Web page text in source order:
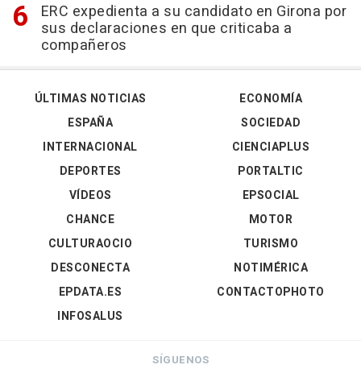
ERC expedienta a su candidato en Girona por
sus declaraciones en que criticaba a
compañeros
ÚLTIMAS NOTICIAS
ESPAÑA
INTERNACIONAL
DEPORTES
VÍDEOS
ECONOMÍA
SOCIEDAD
CIENCIAPLUS
PORTALTIC
EPSOCIAL
CHANCE
CULTURAOCIO
DESCONECTA
EPDATA.ES
INFOSALUS
MOTOR
TURISMO
NOTIMÉRICA
CONTACTOPHOTO
SÍGUENOS